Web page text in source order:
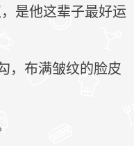
是他这辈子最好运
，布满皱纹的脸皮